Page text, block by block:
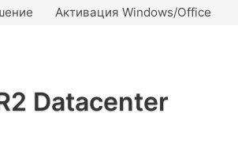
Активация Windows/Office
Datacenter